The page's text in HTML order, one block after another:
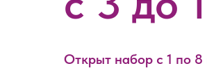
Открыт набор с 1 по